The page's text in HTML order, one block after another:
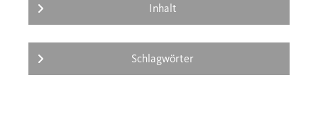
Inhalt
Schlagwörter